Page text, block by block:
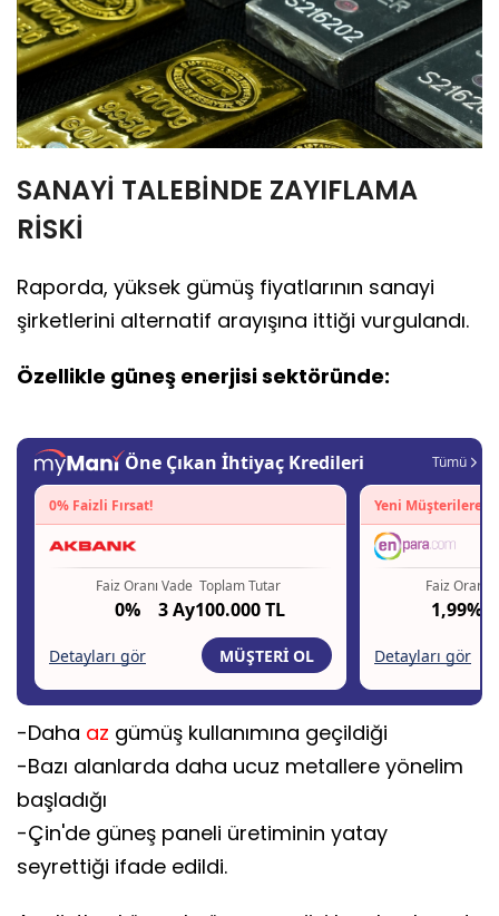
SANAYİ TALEBİNDE ZAYIFLAMA
RİSKİ
Raporda, yüksek gümüş fiyatlarının sanayi
şirketlerini alternatif arayışına ittiği vurgulandı.
Özellikle güneş enerjisi sektöründe:
-Daha az gümüş kullanımına geçildiği
-Bazı alanlarda daha ucuz metallere yönelim
başladığı
-Çin'de güneş paneli üretiminin yatay
seyrettiği ifade edildi.